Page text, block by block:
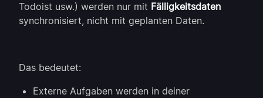
Todoist usw.) werden nur mit Fälligkeitsdaten
synchronisiert, nicht mit geplanten Daten.
Das bedeutet:
Externe Aufgaben werden in deiner